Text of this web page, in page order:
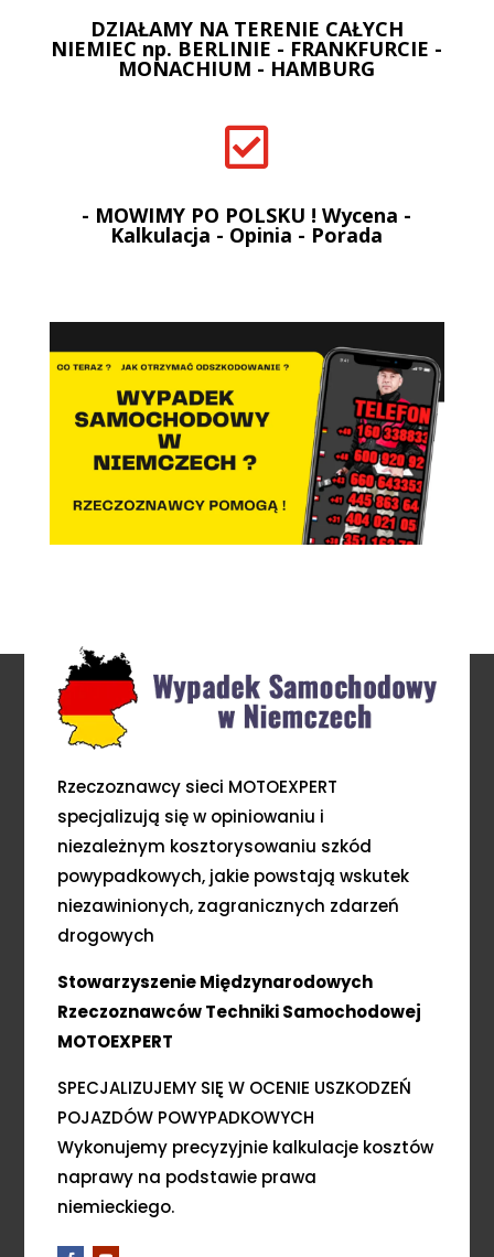
DZIAŁAMY NA TERENIE CAŁYCH
NIEMIEC np. BERLINIE - FRANKFURCIE -
MONACHIUM - HAMBURG

- MOWIMY PO POLSKU ! Wycena -
Kalkulacja - Opinia - Porada
Rzeczoznawcy sieci MOTOEXPERT
specjalizują się w opiniowaniu i
niezależnym kosztorysowaniu szkód
powypadkowych, jakie powstają wskutek
niezawinionych, zagranicznych zdarzeń
drogowych
Stowarzyszenie Międzynarodowych
Rzeczoznawców Techniki Samochodowej
MOTOEXPERT
SPECJALIZUJEMY SIĘ W OCENIE USZKODZEŃ
POJAZDÓW POWYPADKOWYCH
Wykonujemy precyzyjnie kalkulacje kosztów
naprawy na podstawie prawa
niemieckiego.